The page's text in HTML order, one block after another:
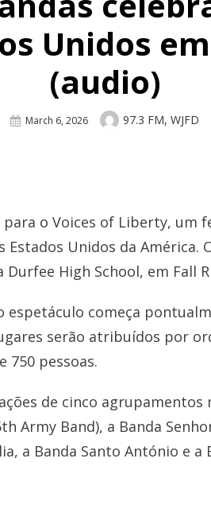
Unidos
(audio)
Posted
March 6, 2026 Author
97.3 FM, WJFD
para o Voices of Liberty, um
Estados Unidos da América.
High School, em Fall
espetáculo começa
serão atribuídos por
750 pessoas.
de cinco
Army Band), a Banda
a Banda Santo António e a